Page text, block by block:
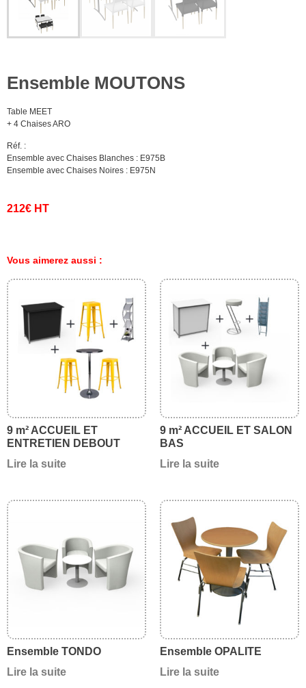
Ensemble MOUTONS
Table MEET
+ 4 Chaises ARO
Réf. :
Ensemble avec Chaises Blanches : E975B
Ensemble avec Chaises Noires : E975N
212€ HT
Vous aimerez aussi :
9 m² ACCUEIL ET
ENTRETIEN DEBOUT
Lire la suite
9 m² ACCUEIL ET SALON
BAS
Lire la suite
Ensemble TONDO
Lire la suite
Ensemble OPALITE
Lire la suite